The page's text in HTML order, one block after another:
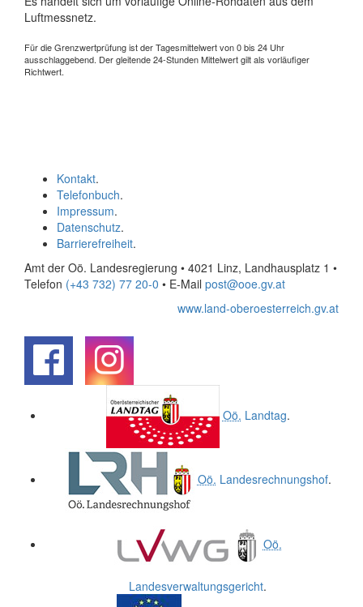
Luftmessnetz.
Für die Grenzwertprüfung ist der Tagesmittelwert von 0 bis 24 Uhr
ausschlaggebend. Der gleitende 24-Stunden Mittelwert gilt als vorläufiger
Richtwert.
Kontakt.
Telefonbuch.
Impressum.
Datenschutz.
Barrierefreiheit.
Amt der Oö. Landesregierung • 4021 Linz, Landhausplatz 1 •
Telefon (+43 732) 77 20-0 • E-Mail post@ooe.gv.at
www.land-oberoesterreich.gv.at
Oö. Landtag.
Oö. Landesrechnungshof.
Oö.
Landesverwaltungsgericht.